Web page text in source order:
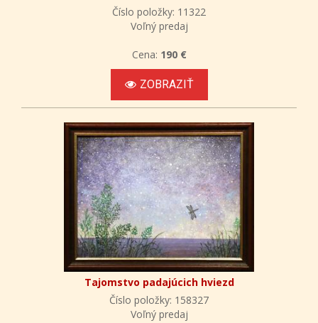
Číslo položky: 11322
Voľný predaj
Cena: 190 €
ZOBRAZIŤ
Tajomstvo padajúcich hviezd
Číslo položky: 158327
Voľný predaj